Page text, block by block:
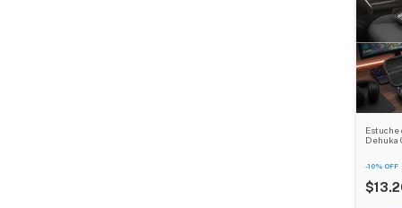
Estuche
Dehuka
Compacto
-10% OFF